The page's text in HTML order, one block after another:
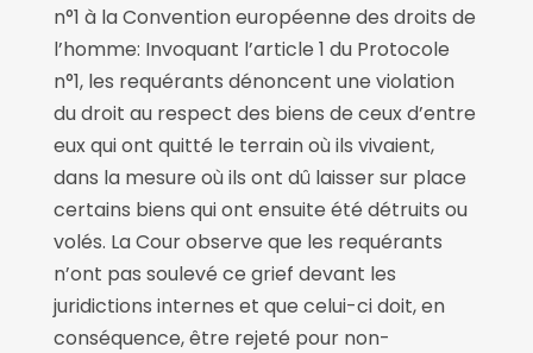
n°1 à la Convention européenne des droits de
l’homme: Invoquant l’article 1 du Protocole
n°1, les requérants dénoncent une violation
du droit au respect des biens de ceux d’entre
eux qui ont quitté le terrain où ils vivaient,
dans la mesure où ils ont dû laisser sur place
certains biens qui ont ensuite été détruits ou
volés. La Cour observe que les requérants
n’ont pas soulevé ce grief devant les
juridictions internes et que celui-ci doit, en
conséquence, être rejeté pour non-